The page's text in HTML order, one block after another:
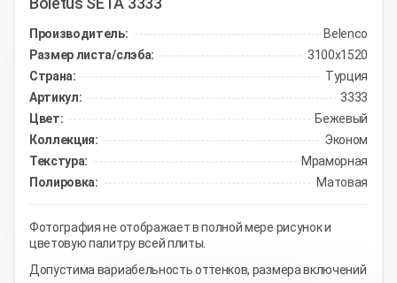
Производитель:
Belenco
Размер листа/слэба:
3100х1520
Страна:
Турция
Артикул:
3333
Цвет:
Бежевый
Коллекция:
Эконом
Текстура:
Мраморная
Полировка:
Матовая
Фотография не отображает в полной мере рисунок и
цветовую палитру всей плиты.
Допустима вариабельность оттенков, размера включений